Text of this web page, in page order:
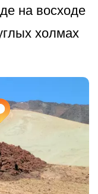
на восходе
холмах